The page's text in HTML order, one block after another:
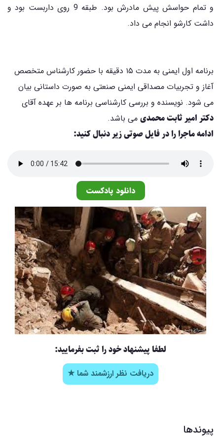
و تمام حواسش پیش مادرش بود. طبقه 9 روی داربست بود و
داشت کارشو انجام می داد.
برنامه اول ایمنی به مدت ۱۵ دقیقه با حضور کارشناس متخصص
آغاز و تجربیات مصداقی ایمنی صنعتی به صورت داستانی بیان
می شود. نویسنده و بررسی کارشناسی برنامه ها بر عهده آقای
دکتر امیر ثابت محمدی می باشد.
ادامه ماجرا را در فایل صوتی زیر دنبال کنید:
دانلود پادکست
لطفا پیشنهاد خود را ثبت بفرمایید:
دریافت نظر ارزشمند شما ★
پیوندها